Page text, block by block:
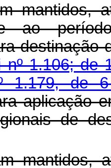
mantidos,
ao
nº 1.106; de
1.179, de
aplicação
de
mantidos,